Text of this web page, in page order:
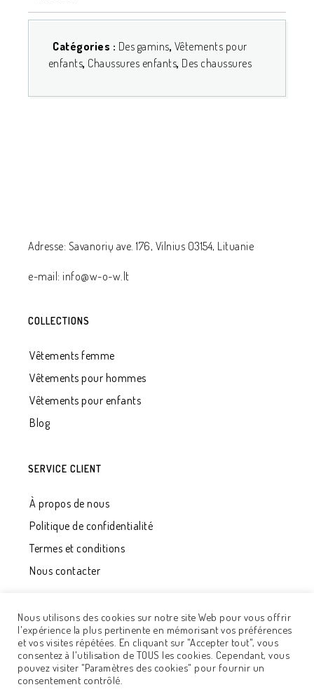
Catégories : Des gamins, Vêtements pour
enfants, Chaussures enfants, Des chaussures
Adresse: Savanorių ave. 176, Vilnius 03154, Lituanie
e-mail: info@w-o-w.lt
COLLECTIONS
Vêtements femme
Vêtements pour hommes
Vêtements pour enfants
Blog
SERVICE CLIENT
À propos de nous
Politique de confidentialité
Termes et conditions
Nous contacter
© 2020 - UAB "Développement Qualité". Tous les droits
sont réservés. Solution
Nous utilisons des cookies sur notre site Web pour vous offrir
l'expérience la plus pertinente en mémorisant vos préférences
et vos visites répétées. En cliquant sur "Accepter tout", vous
consentez à l'utilisation de TOUS les cookies. Cependant, vous
pouvez visiter "Paramètres des cookies" pour fournir un
consentement contrôlé.